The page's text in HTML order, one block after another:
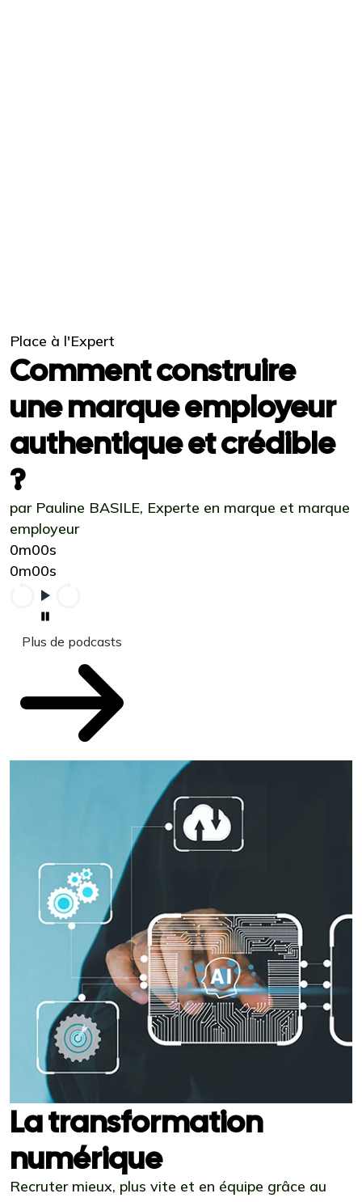
Place à l'Expert
Comment construire
une marque employeur
authentique et crédible
?
par Pauline BASILE, Experte en marque et marque
employeur
0m00s
0m00s
Plus de podcasts
La transformation
numérique
Recruter mieux, plus vite et en équipe grâce au